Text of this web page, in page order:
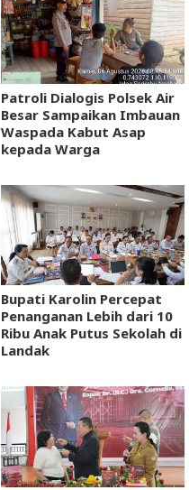
Patroli Dialogis Polsek Air
Besar Sampaikan Imbauan
Waspada Kabut Asap
kepada Warga
Bupati Karolin Percepat
Penanganan Lebih dari 10
Ribu Anak Putus Sekolah di
Landak